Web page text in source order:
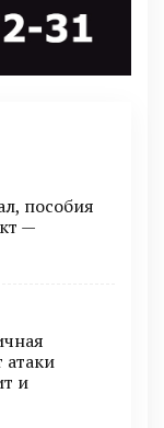
пособия
—
атаки
и